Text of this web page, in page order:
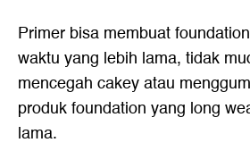
Primer bisa membuat
waktu yang lebih lama, tidak
mencegah cakey atau
produk foundation yang long
lama.